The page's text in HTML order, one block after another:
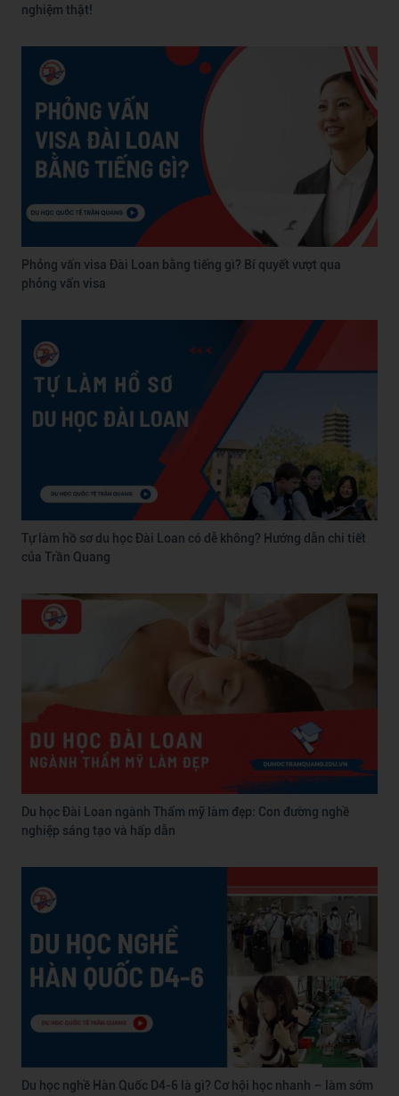
nghiệm thật!
Phỏng vấn visa Đài Loan bằng tiếng gì? Bí quyết vượt qua
phỏng vấn visa
Tự làm hồ sơ du học Đài Loan có dễ không? Hướng dẫn chi tiết
của Trần Quang
Du học Đài Loan ngành Thẩm mỹ làm đẹp: Con đường nghề
nghiệp sáng tạo và hấp dẫn
Du học nghề Hàn Quốc D4-6 là gì? Cơ hội học nhanh – làm sớm